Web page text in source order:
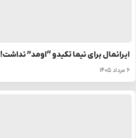
ایرانمال برای نیما تکیدو “اومد” نداشت!
۶ مرداد ۱۴۰۵